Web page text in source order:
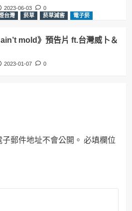
2023-06-03
0
台灣 菸草 菸草減害 電子菸
mold》預告片 ft.台灣威卜＆
2023-01-07 0
郵件地址不會公開。 必填欄位